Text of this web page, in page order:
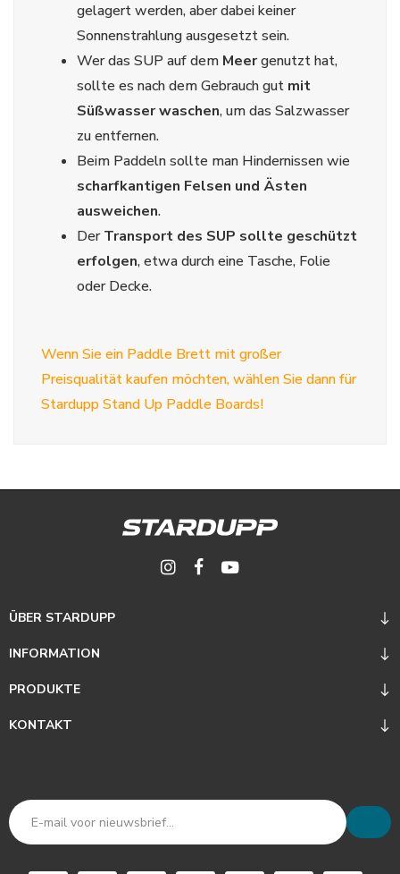
gelagert werden, aber dabei keiner
Sonnenstrahlung ausgesetzt sein.
Wer das SUP auf dem Meergenutzt hat,
sollte es nach dem Gebrauch gut mit
Süßwasser waschen, um das Salzwasser
zu entfernen.
Beim Paddeln sollte man Hindernissen wie
scharfkantigen Felsen und Ästen
ausweichen.
DerTransport des SUP sollte geschützt
erfolgen, etwa durch eine Tasche, Folie
oder Decke.
Wenn Sie ein Paddle Brett mit großer
Preisqualität kaufen möchten, wählen Sie dann für
Stardupp Stand Up Paddle Boards!
ÜBER STARDUPP
INFORMATION
PRODUKTE
KONTAKT